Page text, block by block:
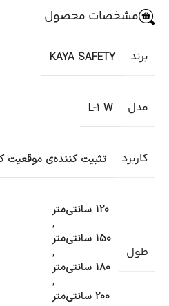
مشخصات محصول
برند KAYA SAFETY
مدل L-1 W
کاربرد تثبیت کننده‌ی موقعیت
طول
120 سانتی‌متر
,
150 سانتی‌متر
,
180 سانتی‌متر
,
200 سانتی‌متر